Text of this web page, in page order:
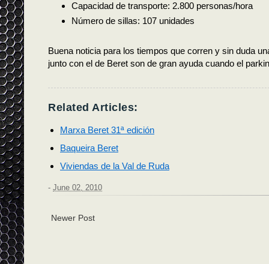
Capacidad de transporte: 2.800 personas/hora
Número de sillas: 107 unidades
Buena noticia para los tiempos que corren y sin duda
junto con el de Beret son de gran ayuda cuando el
Related Articles:
Marxa Beret 31ª edición
Baqueira Beret
Viviendas de la Val de Ruda
- June 02, 2010
Newer Post